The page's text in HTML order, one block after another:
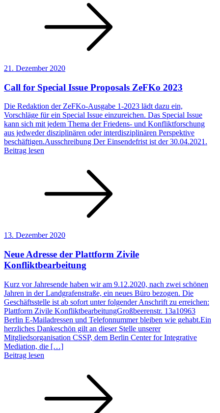
21. Dezember 2020
Call for Special Issue Proposals ZeFKo 2023
Die Redaktion der ZeFKo-Ausgabe 1-2023 lädt dazu ein,
Vorschläge für ein Special Issue einzureichen. Das Special Issue
kann sich mit jedem Thema der Friedens- und Konfliktforschung
aus jedweder disziplinären oder interdisziplinären Perspektive
beschäftigen.Ausschreibung Der Einsendefrist ist der 30.04.2021.
Beitrag lesen
13. Dezember 2020
Neue Adresse der Plattform Zivile
Konfliktbearbeitung
Kurz vor Jahresende haben wir am 9.12.2020, nach zwei schönen
Jahren in der Landgrafenstraße, ein neues Büro bezogen. Die
Geschäftsstelle ist ab sofort unter folgender Anschrift zu erreichen:
Plattform Zivile KonfliktbearbeitungGroßbeerenstr. 13a10963
Berlin E-Mailadressen und Telefonnummer bleiben wie gehabt.Ein
herzliches Dankeschön gilt an dieser Stelle unserer
Mitgliedsorganisation CSSP, dem Berlin Center for Integrative
Mediation, die […]
Beitrag lesen